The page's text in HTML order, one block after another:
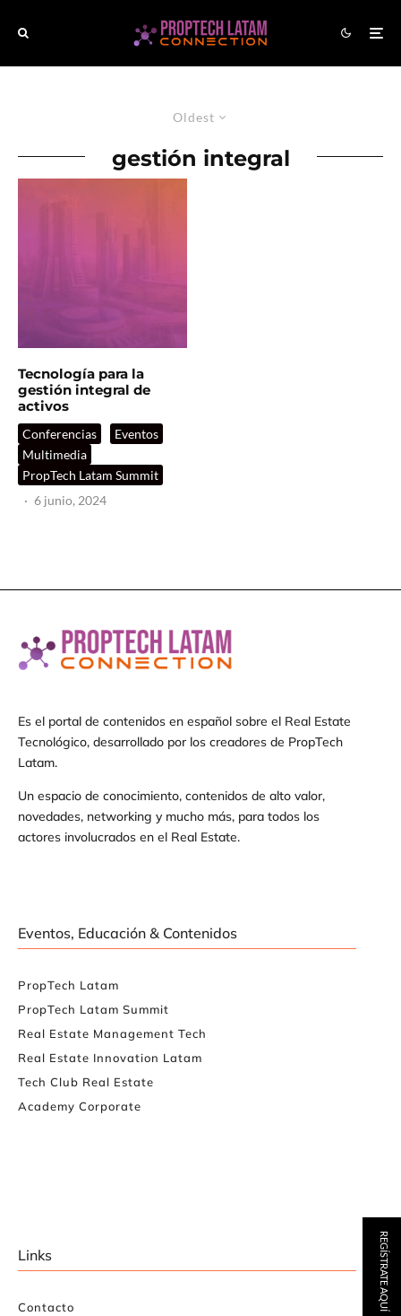
Oldest
gestión integral
Tecnología para la
gestión integral de
activos
Conferencias
Eventos
Multimedia
PropTech Latam Summit
· 6 junio, 2024
Es el portal de contenidos en español sobre el Real Estate
Tecnológico, desarrollado por los creadores de PropTech
Latam.
Un espacio de conocimiento, contenidos de alto valor,
novedades, networking y mucho más, para todos los
actores involucrados en el Real Estate.
Eventos, Educación & Contenidos
PropTech Latam
PropTech Latam Summit
Real Estate Management Tech
Real Estate Innovation Latam
Tech Club Real Estate
Academy Corporate
Links
Contacto
REGÍSTRATE AQUÍ